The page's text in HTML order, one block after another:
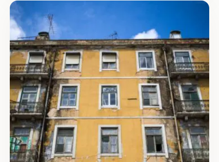
Lees meer over Cirkelstad is partner in CARES